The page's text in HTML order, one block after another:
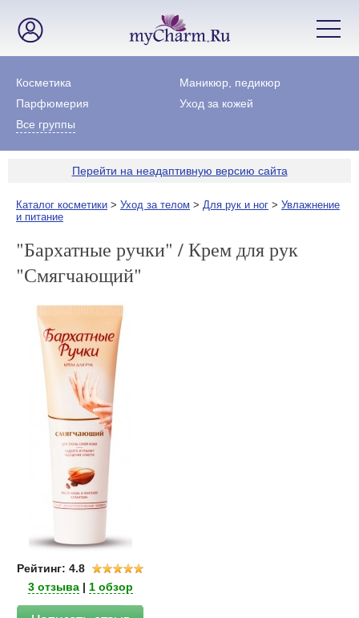
Косметика
Маникюр, педикюр
Парфюмерия
Уход за кожей
Все группы
Перейти на неадаптивную версию сайта
Каталог косметики > Уход за телом > Для рук и ног > Увлажнение
и питание
"Бархатные ручки" / Крем для рук
"Смягчающий"
Рейтинг: 4.8
3 отзыва| 1 обзор